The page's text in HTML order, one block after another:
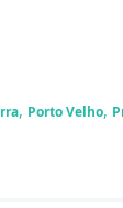
, Porto Velho,